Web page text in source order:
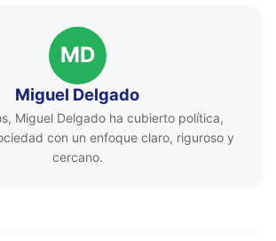
MD
Miguel Delgado
Miguel Delgado ha cubierto política,
con un enfoque claro, riguroso y
cercano.